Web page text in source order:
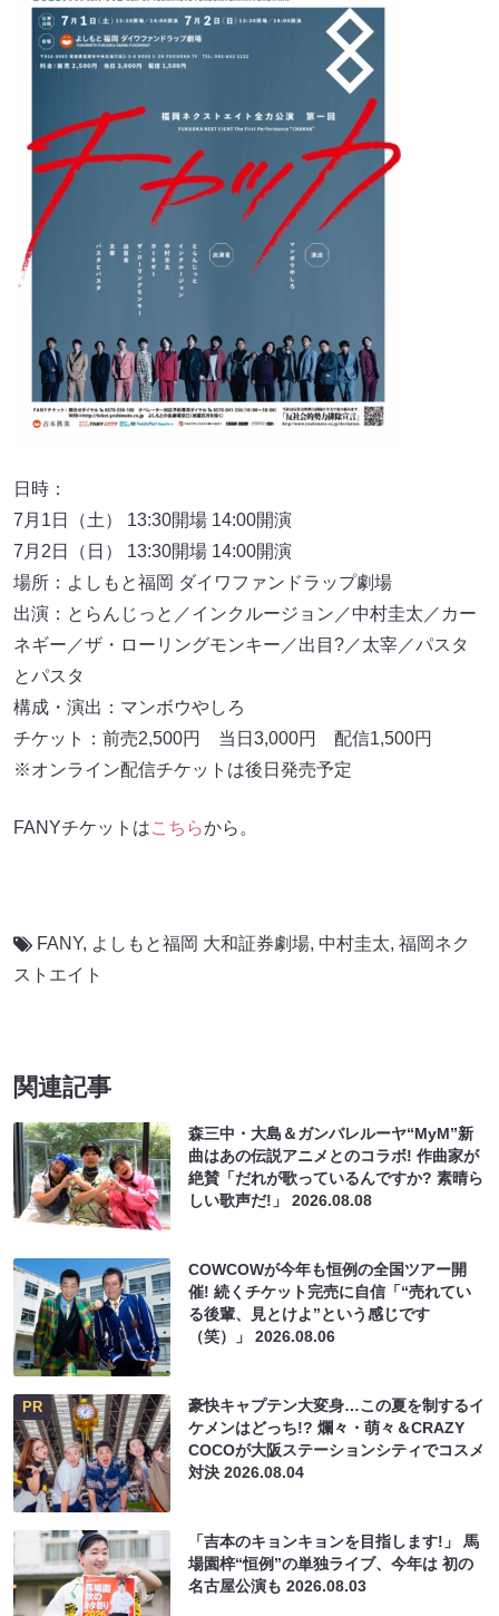
日時：
7月1日（土） 13:30開場 14:00開演
7月2日（日） 13:30開場 14:00開演
場所：よしもと福岡 ダイワファンドラップ劇場
出演：とらんじっと／インクルージョン／中村圭太／カー
ネギー／ザ・ローリングモンキー／出目?／太宰／パスタ
とパスタ
構成・演出：マンボウやしろ
チケット：前売2,500円 当日3,000円 配信1,500円
※オンライン配信チケットは後日発売予定
FANYチケットはこちらから。
FANY, よしもと福岡 大和証券劇場, 中村圭太, 福岡ネク
ストエイト
関連記事
森三中・大島＆ガンバレルーヤ“MyM”新
曲はあの伝説アニメとのコラボ! 作曲家が
絶賛「だれが歌っているんですか? 素晴ら
しい歌声だ!」2026.08.08
COWCOWが今年も恒例の全国ツアー開
催! 続くチケット完売に自信「“売れてい
る後輩、見とけよ”という感じです
（笑）」2026.08.06
PR
豪快キャプテン大変身…この夏を制するイ
ケメンはどっち!? 爛々・萌々＆CRAZY
COCOが大阪ステーションシティでコスメ
対決2026.08.04
「吉本のキョンキョンを目指します!」 馬
場園梓“恒例”の単独ライブ、今年は 初の
名古屋公演も2026.08.03